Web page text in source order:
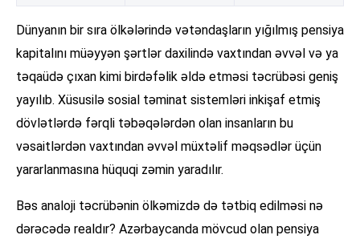
Dünyanın bir sıra ölkələrində vətəndaşların yığılmış pensiya
kapitalını müəyyən şərtlər daxilində vaxtından əvvəl və ya
təqaüdə çıxan kimi birdəfəlik əldə etməsi təcrübəsi geniş
yayılıb. Xüsusilə sosial təminat sistemləri inkişaf etmiş
dövlətlərdə fərqli təbəqələrdən olan insanların bu
vəsaitlərdən vaxtından əvvəl müxtəlif məqsədlər üçün
yararlanmasına hüquqi zəmin yaradılır.
Bəs analoji təcrübənin ölkəmizdə də tətbiq edilməsi nə
dərəcədə realdır? Azərbaycanda mövcud olan pensiya